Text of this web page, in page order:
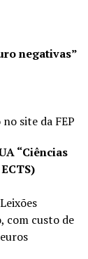
negativas”
site da FEP
“Ciências
com custo de